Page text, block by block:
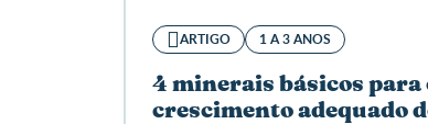
ARTIGO 1 A 3 ANOS
4 minerais básicos para
crescimento adequado